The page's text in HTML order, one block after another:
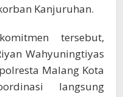
Kanjuruhan.
tersebut,
Wahyuningtiyas
Malang Kota
langsung